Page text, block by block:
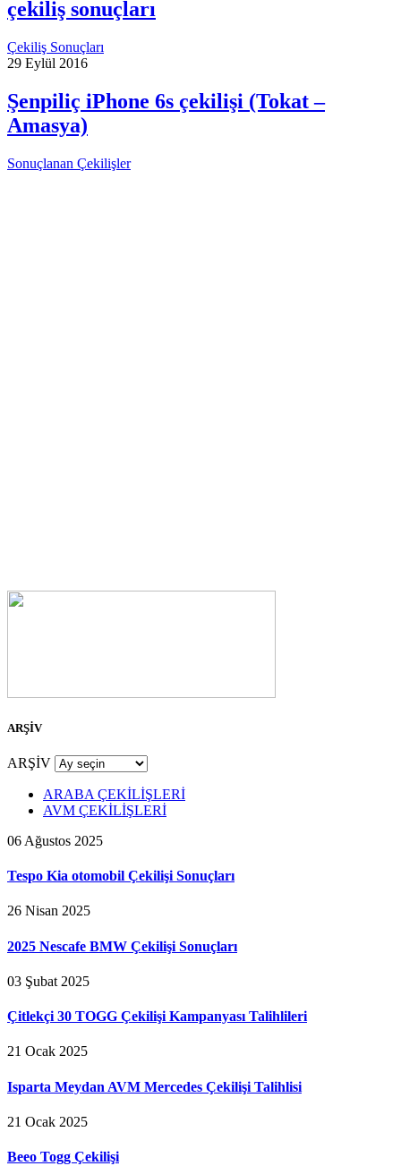
çekiliş sonuçları
Çekiliş Sonuçları
29 Eylül 2016
Şenpiliç iPhone 6s çekilişi (Tokat –
Amasya)
Sonuçlanan Çekilişler
ARŞİV
ARŞİV
ARABA ÇEKİLİŞLERİ
AVM ÇEKİLİŞLERİ
06 Ağustos 2025
Tespo Kia otomobil Çekilişi Sonuçları
26 Nisan 2025
2025 Nescafe BMW Çekilişi Sonuçları
03 Şubat 2025
Çitlekçi 30 TOGG Çekilişi Kampanyası Talihlileri
21 Ocak 2025
Isparta Meydan AVM Mercedes Çekilişi Talihlisi
21 Ocak 2025
Beeo Togg Çekilişi